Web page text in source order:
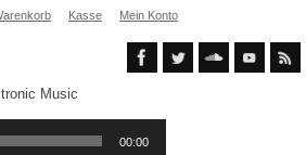
Kasse Mein Konto
Music